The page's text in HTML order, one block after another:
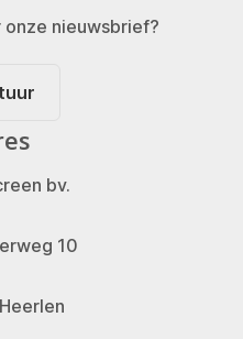
nieuwsbrief?
bv.
10